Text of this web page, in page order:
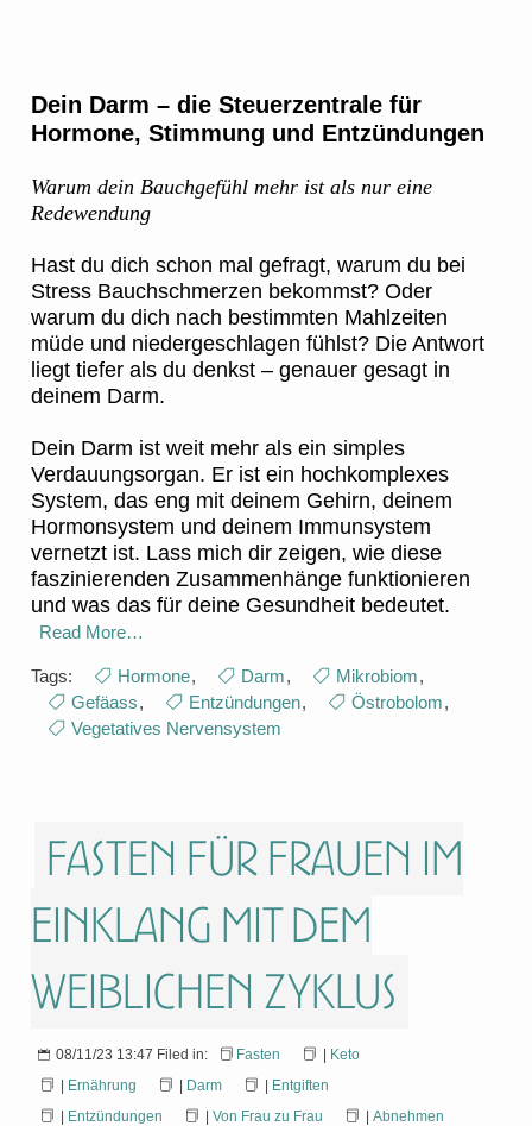
Dein Darm – die Steuerzentrale für
Hormone, Stimmung und Entzündungen
Warum dein Bauchgefühl mehr ist als nur eine
Redewendung
Hast du dich schon mal gefragt, warum du bei
Stress Bauchschmerzen bekommst? Oder
warum du dich nach bestimmten Mahlzeiten
müde und niedergeschlagen fühlst? Die Antwort
liegt tiefer als du denkst – genauer gesagt in
deinem Darm.
Dein Darm ist weit mehr als ein simples
Verdauungsorgan. Er ist ein hochkomplexes
System, das eng mit deinem Gehirn, deinem
Hormonsystem und deinem Immunsystem
vernetzt ist. Lass mich dir zeigen, wie diese
faszinierenden Zusammenhänge funktionieren
und was das für deine Gesundheit bedeutet.
Read More…
Tags: Hormone, Darm, Mikrobiom,
Gefäass, Entzündungen, Östrobolom,
Vegetatives Nervensystem
Fasten für Frauen im
Einklang mit dem
weiblichen Zyklus
08/11/23 13:47 Filed in: Fasten | Keto
| Ernährung | Darm | Entgiften
| Entzündungen | Von Frau zu Frau | Abnehmen